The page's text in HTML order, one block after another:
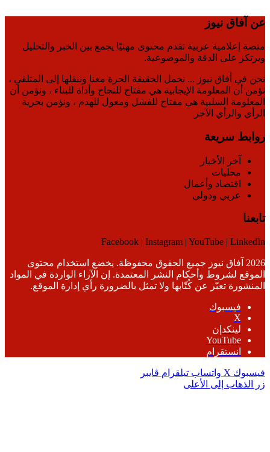
عن آفاق نيوز
منصة إعلامية عربية تقدم محتوى مهنيًا يجمع بين الخبر والتحليل
ويرتكز على الدقة والموضوعية.
نحن في أفاق نيوز ... نحمل الحقيقة الحرة معنا وننقلها إلى المتلقي ،
نؤمن أن المعلومة الإيجابية هي مفتاح للنجاح وأداة للبناء ، ونؤمن أن
المعلومة السلبية هي مفتاح للفشل ومعول للهدم ، ونؤمن بحرية
الرأي والرأي الآخر
روابط سريعة
آخر الأخبار
محليات
اقتصاد وأعمال
عربي ودولي
تابعنا
Facebook | Instagram | YouTube | LinkedIn
2026 آفاق نيوز جميع الحقوق محفوظة. يخضع استخدام محتوى
الموقع لشروط وأحكام النشر المعتمدة. إن الآراء الواردة في المواد
المنشورة تعبّر عن كُتّابها ولا تمثل بالضرورة رأي إدارة الموقع.
فيسبوك
‫X
لينكدإن
‫YouTube
انستقرام
فيسبوك ‫X واتساب تيلقرام ڤايبر
زر الذهاب إلى الأعلى